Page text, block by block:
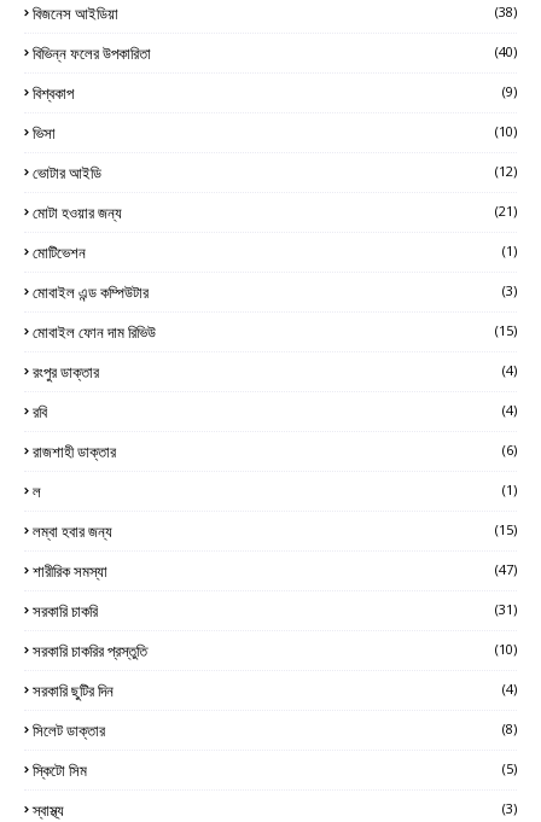
বিজনেস আইডিয়া (38)
বিভিন্ন ফলের উপকারিতা (40)
বিশ্বকাপ (9)
ভিসা (10)
ভোটার আইডি (12)
মোটা হওয়ার জন্য (21)
মোটিভেশন (1)
মোবাইল এন্ড কম্পিউটার (3)
মোবাইল ফোন দাম রিভিউ (15)
রংপুর ডাক্তার (4)
রবি (4)
রাজশাহী ডাক্তার (6)
ল (1)
লম্বা হবার জন্য (15)
শারীরিক সমস্যা (47)
সরকারি চাকরি (31)
সরকারি চাকরির প্রস্তুতি (10)
সরকারি ছুটির দিন (4)
সিলেট ডাক্তার (8)
স্কিটো সিম (5)
স্বাস্থ্য (3)